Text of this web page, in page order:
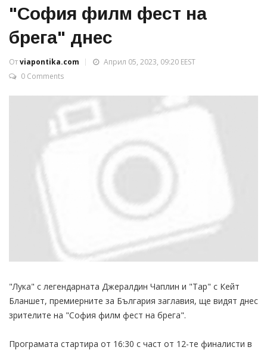
"София филм фест на
брега" днес
Отviapontika.com
Април 05, 2023, 09:20 EEST
0 Comments
"Лука" с легендарната Джералдин Чаплин и "Тар" с Кейт
Бланшет, премиерните за България заглавия, ще видят днес
зрителите на "София филм фест на брега".
Програмата стартира от 16:30 с част от 12-те финалисти в